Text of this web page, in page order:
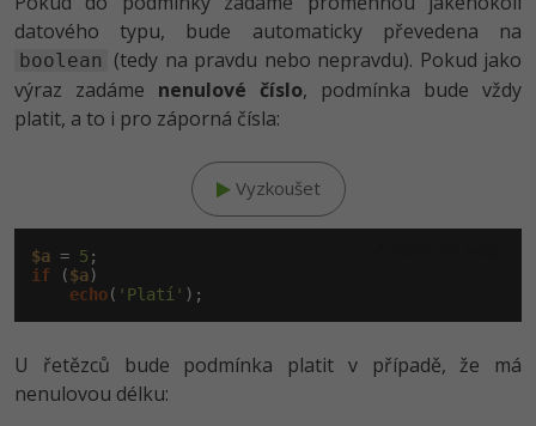
datového typu, bude automaticky převedena na
boolean
(tedy na pravdu nebo nepravdu). Pokud jako
výraz zadáme nenulové číslo, podmínka bude vždy
platit, a to i pro záporná čísla:
Vyzkoušet
$a = 5
if ($a)
echo( 'Platí'
U řetězců bude podmínka platit v případě, že má
nenulovou délku: